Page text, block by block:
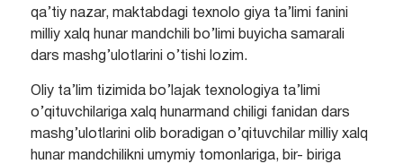
qa’tiy nazar, maktabdagi texnolo giya ta’limi fanini
milliy xalq hunar mandchili bo’limi buyicha samarali
dars mashg’ulotlarini o’tishi lozim.
Oliy ta’lim tizimida bo’lajak texnologiya ta’limi
o’qituvchilariga xalq hunarmand chiligi fanidan dars
mashg’ulotlarini olib boradigan o’qituvchilar milliy xalq
hunar mandchilikni umymiy tomonlariga, bir- biriga